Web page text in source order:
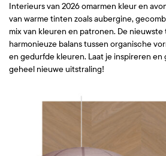
Interieurs van 2026 omarmen kleur en
van warme tinten zoals aubergine,
mix van kleuren en patronen. De
harmonieuze balans tussen organische
en gedurfde kleuren. Laat je inspireren
geheel nieuwe uitstraling!